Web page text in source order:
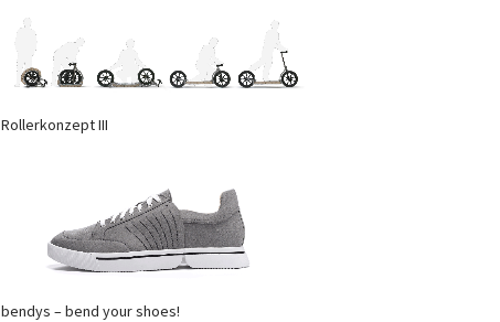
Rollerkonzept III
bendys – bend your shoes!